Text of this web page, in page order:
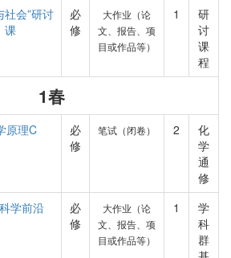
社会”研讨
课
必
修
大作业（论
文、报告、项
目或作品等）
1
研
讨
课
程
1春
原理C
必
修
笔试（闭卷） 2
化
学
通
修
学前沿
必
修
大作业（论
文、报告、项
目或作品等）
1
学
科
群